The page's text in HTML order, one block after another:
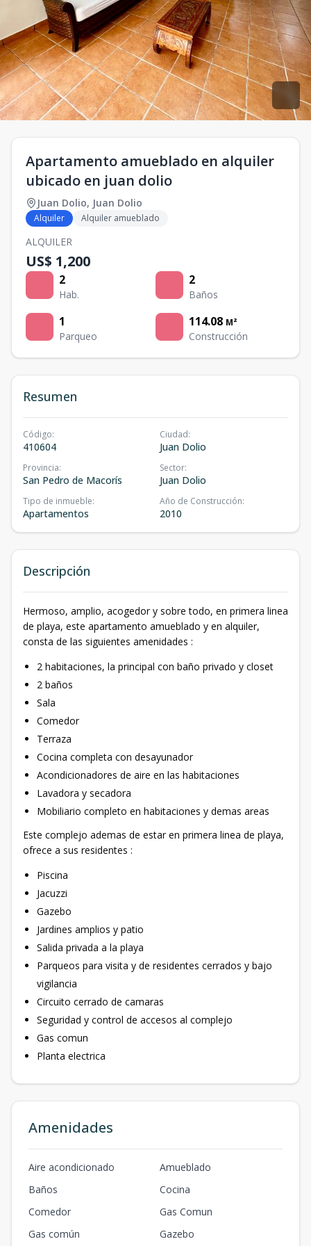
Apartamento amueblado en alquiler
ubicado en juan dolio
Juan Dolio, Juan Dolio
Alquiler Alquiler amueblado
ALQUILER
US$ 1,200
2
Hab.
2
Baños
1
Parqueo
114.08 M²
Construcción
Resumen
Código:
410604
Ciudad:
Juan Dolio
Provincia:
San Pedro de Macorís
Sector:
Juan Dolio
Tipo de inmueble:
Apartamentos
Año de Construcción:
2010
Descripción
Hermoso, amplio, acogedor y sobre todo, en primera linea
de playa, este apartamento amueblado y en alquiler,
consta de las siguientes amenidades :
2 habitaciones, la principal con baño privado y closet
2 baños
Sala
Comedor
Terraza
Cocina completa con desayunador
Acondicionadores de aire en las habitaciones
Lavadora y secadora
Mobiliario completo en habitaciones y demas areas
Este complejo ademas de estar en primera linea de playa,
ofrece a sus residentes :
Piscina
Jacuzzi
Gazebo
Jardines amplios y patio
Salida privada a la playa
Parqueos para visita y de residentes cerrados y bajo
vigilancia
Circuito cerrado de camaras
Seguridad y control de accesos al complejo
Gas comun
Planta electrica
Amenidades
Aire acondicionado
Amueblado
Baños
Cocina
Comedor
Gas Comun
Gas común
Gazebo